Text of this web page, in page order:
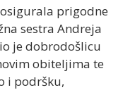
prigodne
sestra Andreja
je dobrodošlicu
obiteljima te
i podršku,